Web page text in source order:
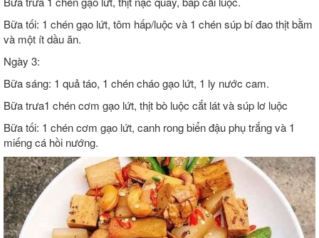
Bữa tối: 1 chén gạo lứt, tôm hấp/luộc và 1 chén súp bí đao thịt bằm
và một ít dầu ăn.
Ngày 3:
Bữa sáng: 1 quả táo, 1 chén cháo gạo lứt, 1 ly nước cam.
Bữa trưa1 chén cơm gạo lứt, thịt bò luộc cắt lát và súp lơ luộc
Bữa tối: 1 chén cơm gạo lứt, canh rong biển đậu phụ trắng và 1
miếng cá hồi nướng.